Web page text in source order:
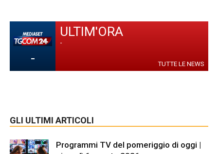
-
ULTIM'ORA
-
TUTTE LE NEWS
GLI ULTIMI ARTICOLI
Programmi TV del pomeriggio di oggi |